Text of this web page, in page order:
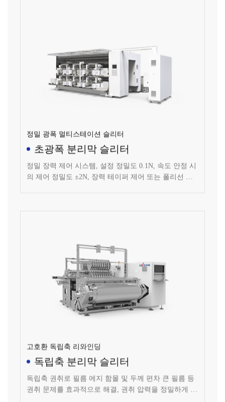
정밀 광폭 멀티스테이션 슬리터
초광폭 분리막 슬리터
정밀 장력 제어 시스템, 설정 정밀도 0.1N, 속도 안정 시
의 제어 정밀도 ±2N, 장력 테이퍼 제어 또는 폴리선 제
독립축 분리막 슬리터
권취 문제를 효과적으로 해결, 권취 압력을 정밀하게 제
어 가능; 자력 슬립 샤프트가 권취 장력 제어, 장력 제어